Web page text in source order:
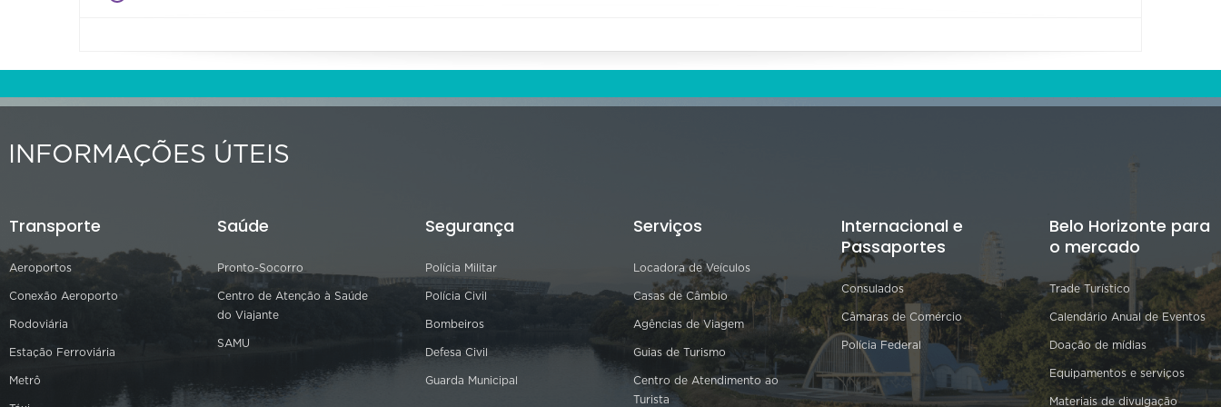
INFORMAÇÕES ÚTEIS
Transporte
Aeroportos
Conexão Aeroporto
Rodoviária
Estação Ferroviária
Metrô
Saúde
Pronto-Socorro
Centro de Atenção à Saúde
do Viajante
SAMU
Segurança
Polícia Militar
Polícia Civil
Bombeiros
Defesa Civil
Guarda Municipal
Serviços
Locadora de Veículos
Casas de Câmbio
Agências de Viagem
Guias de Turismo
Centro de Atendimento ao
Turista
Internacional e
Passaportes
Consulados
Câmaras de Comércio
Polícia Federal
Belo Horizonte para
o mercado
Trade Turístico
Calendário Anual de Eventos
Doação de mídias
Equipamentos e serviços
Materiais de divulgação